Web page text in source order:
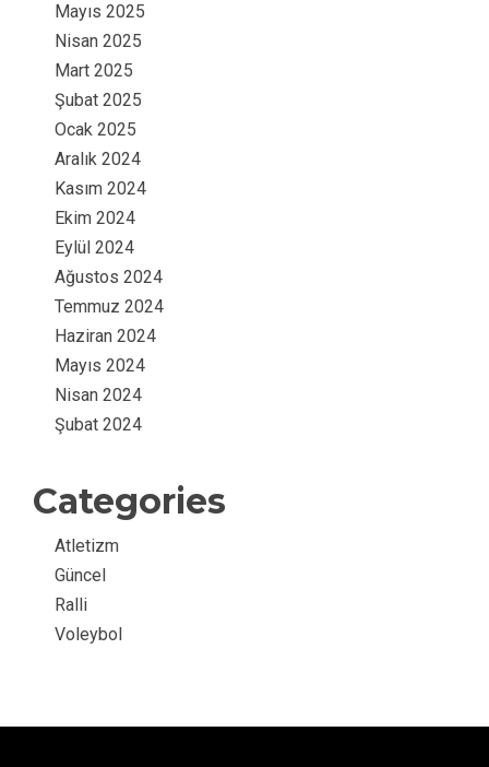
Mayıs 2025
Nisan 2025
Mart 2025
Şubat 2025
Ocak 2025
Aralık 2024
Kasım 2024
Ekim 2024
Eylül 2024
Ağustos 2024
Temmuz 2024
Haziran 2024
Mayıs 2024
Nisan 2024
Şubat 2024
Categories
Atletizm
Güncel
Ralli
Voleybol